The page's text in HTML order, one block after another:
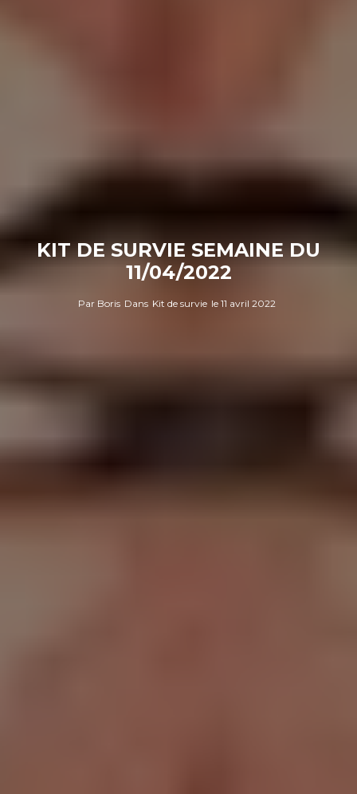
KIT DE SURVIE SEMAINE DU
11/04/2022
Par Boris Dans Kit de survie le 11 avril 2022